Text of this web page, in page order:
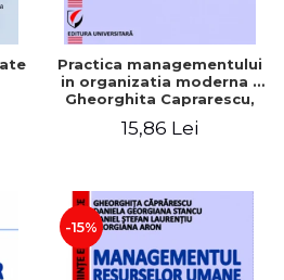
Practica managementului
in organizatia moderna -
Gheorghita Caprarescu,
Georgiana Aron
15,86 Lei
-15%